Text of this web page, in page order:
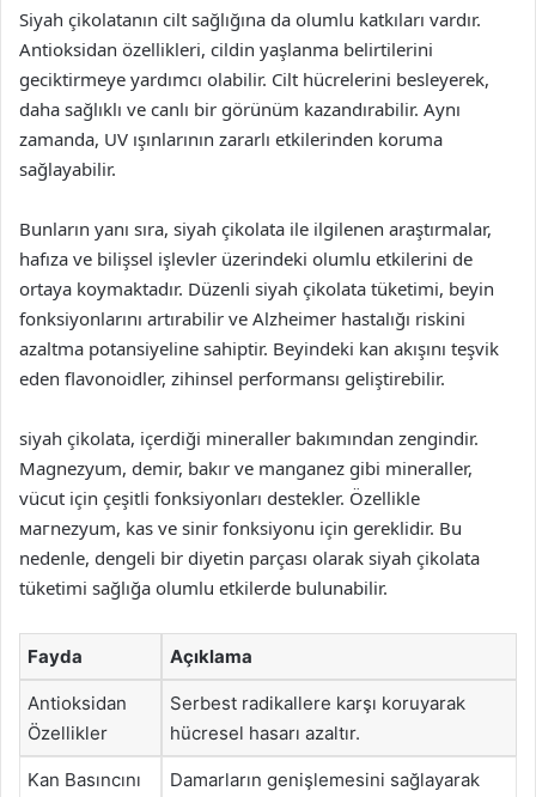
Siyah çikolatanın cilt sağlığına da olumlu katkıları vardır.
Antioksidan özellikleri, cildin yaşlanma belirtilerini
geciktirmeye yardımcı olabilir. Cilt hücrelerini besleyerek,
daha sağlıklı ve canlı bir görünüm kazandırabilir. Aynı
zamanda, UV ışınlarının zararlı etkilerinden koruma
sağlayabilir.
Bunların yanı sıra, siyah çikolata ile ilgilenen araştırmalar,
hafıza ve bilişsel işlevler üzerindeki olumlu etkilerini de
ortaya koymaktadır. Düzenli siyah çikolata tüketimi, beyin
fonksiyonlarını artırabilir ve Alzheimer hastalığı riskini
azaltma potansiyeline sahiptir. Beyindeki kan akışını teşvik
eden flavonoidler, zihinsel performansı geliştirebilir.
siyah çikolata, içerdiği mineraller bakımından zengindir.
Magnezyum, demir, bakır ve manganez gibi mineraller,
vücut için çeşitli fonksiyonları destekler. Özellikle
магnezyum, kas ve sinir fonksiyonu için gereklidir. Bu
nedenle, dengeli bir diyetin parçası olarak siyah çikolata
tüketimi sağlığa olumlu etkilerde bulunabilir.
Fayda Açıklama
Antioksidan
Özellikler
Serbest radikallere karşı koruyarak
hücresel hasarı azaltır.
Kan Basıncını
Damarların genişlemesini sağlayarak